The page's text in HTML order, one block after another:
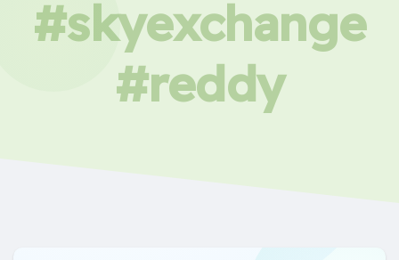
#skyexchange
#reddy